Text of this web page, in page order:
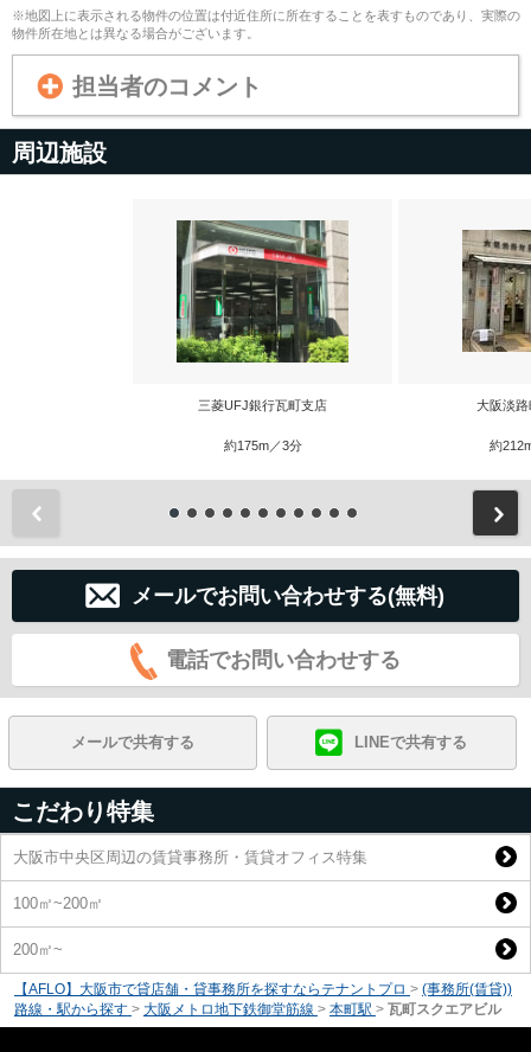
※地図上に表示される物件の位置は付近住所に所在することを表すものであり、実際の
物件所在地とは異なる場合がございます。
担当者のコメント
周辺施設
三菱UFJ銀行瓦町支店
約175m／3分
大阪淡
約
メールでお問い合わせする(無料)
電話でお問い合わせする
メールで共有する LINEで共有する
こだわり特集
大阪市中央区周辺の賃貸事務所・賃貸オフィス特集
100㎡~200㎡
200㎡~
【AFLO】大阪市で貸店舗・貸事務所を探すならテナントプロ > (事務所(賃貸))
路線・駅から探す > 大阪メトロ地下鉄御堂筋線 > 本町駅 > 瓦町スクエアビル